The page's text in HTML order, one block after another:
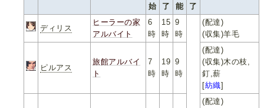
始
了
能
了
ディリス
ヒーラーの家
アルバイト
6
時
15
時
9
時
(配達)
(収集)羊毛
ピルアス
旅館アルバイ
ト
7
時
19
時
9
時
(配達)
(収集)木の枝,
釘,薪
[紡織]
(配達)